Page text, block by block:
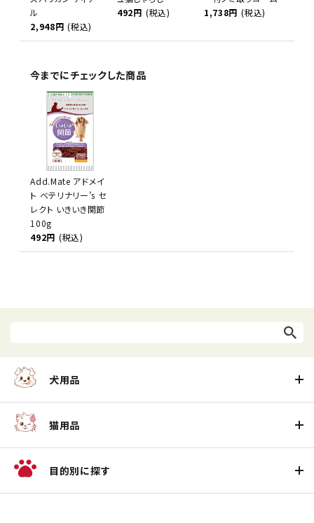
ル
2,948円 (税込)
492円 (税込)
1,738円 (税込)
今までにチェックした商品
Add.Mate アドメイ
ト ベテリナリー’s セ
レクト いきいき関節
100g
492円 (税込)
犬用品
猫用品
目的別に探す